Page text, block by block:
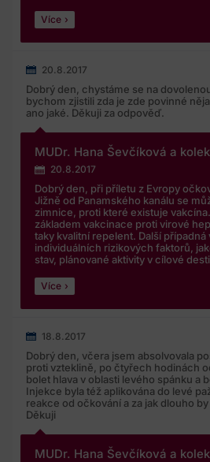
Více
20.8.2017
Dobrý den, chystáme se na
bychom zjistili zda je zde povinné
ano jaké. Děkuji za odpověď.
MUDr. Hana Ševčíková a
20.8.2017
Dobrý den, při příletu z Evropy
Jižně od Panamského kanálu se
zimnice, proti které existuje
základem vakcinace proti virové
taky kvalitní repelent. Další
individuálních rizikových faktorů,
stav, plánované aktivity v cílové
Více
18.8.2017
Dobrý den, včera jsem absolvovala
proti vzteklině, po čtyřech hodinách
bolet hlava v oblasti levého spánku a
Injekce byla též aplikována do levé
reakce od očkování a za jak dlouho
Děkuji
MUDr. Hana Ševčíková a